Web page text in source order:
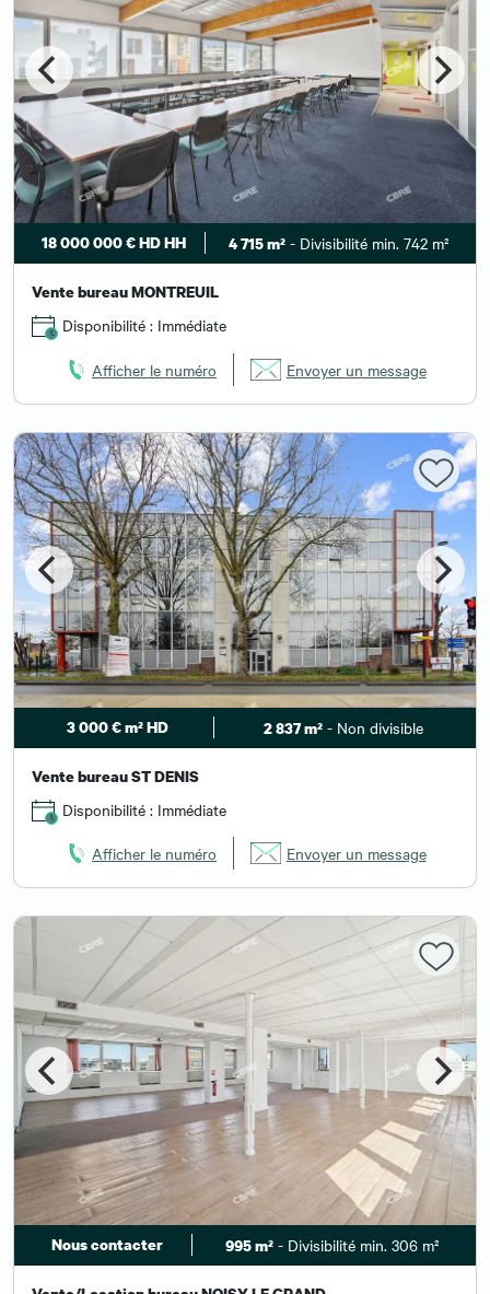
18 000 000 € HD HH 4 715 m² - Divisibilité min. 742 m²
Vente bureau MONTREUIL
Disponibilité : Immédiate
Afficher le numéro Envoyer un message
3 000 € m² HD 2 837 m²- Non divisible
Vente bureau ST DENIS
Disponibilité : Immédiate
Afficher le numéro Envoyer un message
Nous contacter 995 m² - Divisibilité min. 306 m²